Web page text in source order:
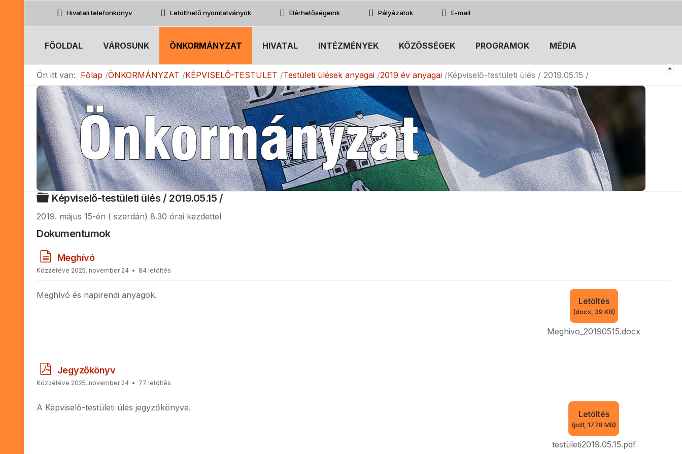
Hivatali telefonkönyv Letölthető nyomtatványok Elérhetőségeink Pályázatok E-mail
FŐOLDAL VÁROSUNK ÖNKORMÁNYZAT HIVATAL INTÉZMÉNYEK KÖZÖSSÉGEK PROGRAMOK MÉDIA
Ön itt van: Főlap ÖNKORMÁNYZAT KÉPVISELŐ-TESTÜLET Testületi ülések anyagai 2019 év anyagai Képviselő-testületi ülés / 2019.05.15 /
Mappa
Képviselő-testületi ülés / 2019.05.15 /
2019. május 15-én ( szerdán) 8.30 órai kezdettel
Dokumentumok
d
o
m
Meghívó
Közzétéve 2025. november 24 84 letöltés
Letöltés
(docx, 39 KB)
Meghivo_20190515.docx
Meghívó és napirendi anyagok.
d
Jegyzőkönyv
Közzétéve 2025. november 24 77 letöltés
Letöltés
(pdf, 17.78 MB)
testületi2019.05.15.pdf
A Képviselő-testületi ülés jegyzőkönyve.